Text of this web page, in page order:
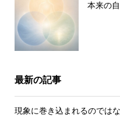
本来の
最新の記事
現象に巻き込まれるのでは